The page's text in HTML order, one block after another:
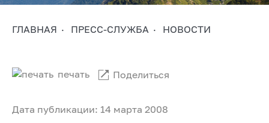
ГЛАВНАЯ ПРЕСС-СЛУЖБА НОВОСТИ
Дата публикации: 14 марта 2008
печать Поделиться